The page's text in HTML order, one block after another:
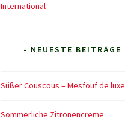
International
- NEUESTE BEITRÄGE
Süßer Couscous – Mesfouf de luxe
Sommerliche Zitronencreme